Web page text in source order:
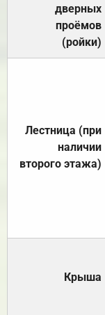
дверных
проёмов
(ройки)
Лестница (при
наличии
второго этажа)
Крыша